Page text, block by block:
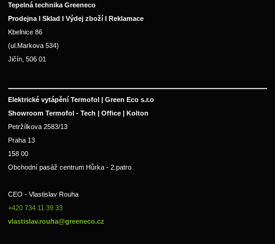
Tepelná technika Greeneco
Prodejna I Sklad I Výdej zboží I Reklamace
Kbelnice 86
(ul.Markova 534)
Jičín, 506 01
Elektrické vytápění Termofol | Green Eco s.r.o
Showroom Termofol - Tech | Office | Kolton
Petržílkova 2583/13
Praha 13
158 00
Obchodní pasáž centrum Hůrka - 2.patro
CEO - Vlastislav Rouha
+420 734 11 39 33
vlastislav.rouha@greeneco.cz